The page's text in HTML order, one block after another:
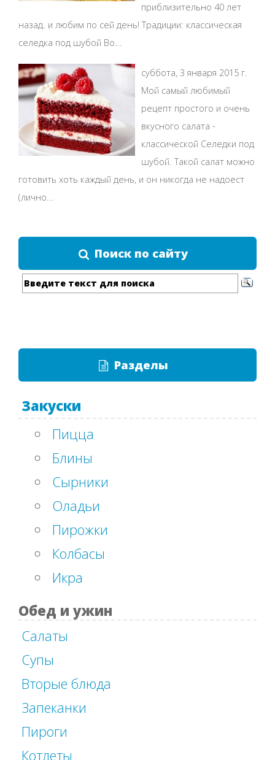
приблизительно 40 лет
назад. и любим по сей день! Традиции: классическая
селедка под шубой Во...
суббота, 3 января 2015 г.
Мой самый любимый
рецепт простого и очень
вкусного салата -
классической Селедки под
шубой. Такой салат можно
готовить хоть каждый день, и он никогда не надоест
(лично...
Поиск по сайту
Разделы
Закуски
Пицца
Блины
Сырники
Оладьи
Пирожки
Колбасы
Икра
Обед и ужин
Салаты
Супы
Вторые блюда
Запеканки
Пироги
Котлеты